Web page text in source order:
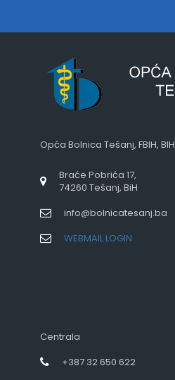
Opća Bolnica Tešanj, FBIH, BIH
Braće Pobrića 17,
74260 Tešanj, BiH
info@bolnicatesanj.ba
WEBMAIL LOGIN
Centrala
+387 32 650 622